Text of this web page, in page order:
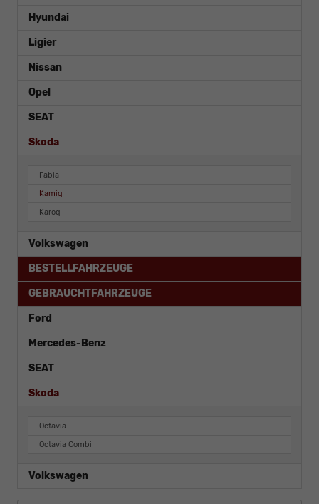
Hyundai
Ligier
Nissan
Opel
SEAT
Skoda
Fabia
Kamiq
Karoq
Volkswagen
BESTELLFAHRZEUGE
GEBRAUCHTFAHRZEUGE
Ford
Mercedes-Benz
SEAT
Skoda
Octavia
Octavia Combi
Volkswagen